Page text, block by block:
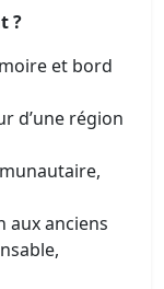
?
et bord
d’une région
aux anciens